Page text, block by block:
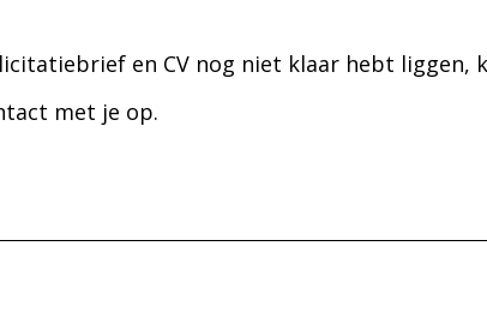
en CV nog niet klaar hebt liggen,
met je op.